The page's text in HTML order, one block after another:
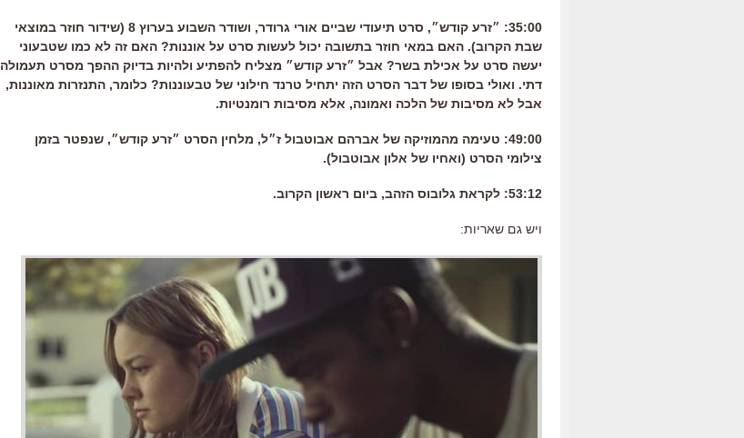
35:00: ״זרע קודש״, סרט תיעודי שביים אורי גרודר, ושודר השבוע בערוץ 8 (שידור חוזר במוצאי
שבת הקרוב). האם במאי חוזר בתשובה יכול לעשות סרט על אוננות? האם זה לא כמו שטבעוני
יעשה סרט על אכילת בשר? אבל ״זרע קודש״ מצליח להפתיע ולהיות בדיוק ההפך מסרט תעמולה
דתי. ואולי בסופו של דבר הסרט הזה יתחיל טרנד חילוני של טבעוננות? כלומר, התנזרות מאוננות,
אבל לא מסיבות של הלכה ואמונה, אלא מסיבות רומנטיות.
49:00: טעימה מהמוזיקה של אברהם אבוטבול ז״ל, מלחין הסרט ״זרע קודש״, שנפטר בזמן
צילומי הסרט (ואחיו של אלון אבוטבול).
53:12: לקראת גלובוס הזהב, ביום ראשון הקרוב.
ויש גם שאריות: